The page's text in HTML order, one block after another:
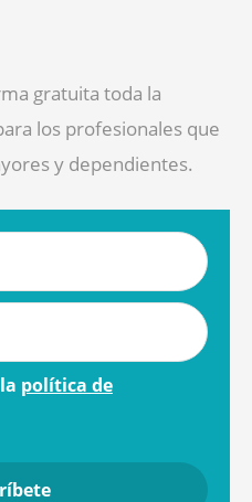
gratuita toda la
los profesionales que
y dependientes.
política de